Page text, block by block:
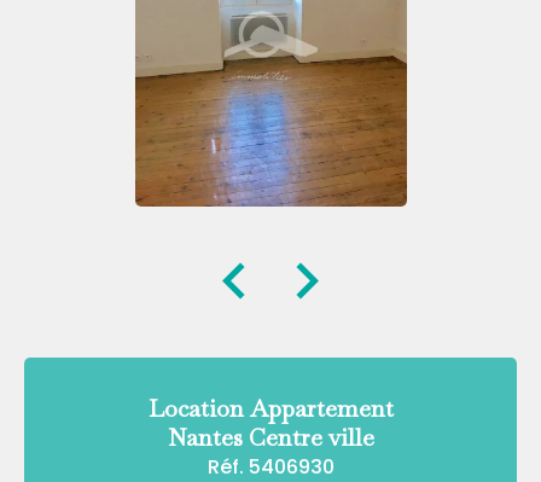
Location Appartement
Nantes Centre ville
Réf. 5406930